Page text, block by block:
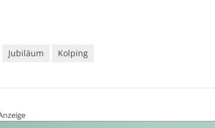
Jubiläum Kolping